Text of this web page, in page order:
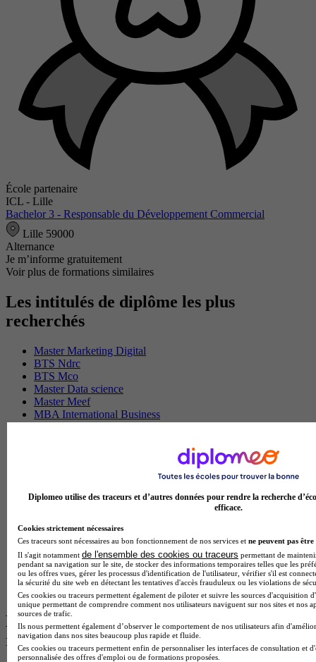
École partenaire
ICL - Lille
Bachelor 3 - Responsable du Développement Commercial
Lille 59000
Alternance
Je m’informe gratuitement
Voir plus de formations similaires
Les intitulés de diplôme les plus
recherchés
Master Marketing Digital
BTS Ndrc
BTS Mco
Master Data science
Master Meef
MBA International Business
Licence Science de l education
Master International Business
BAC Pro Assp
BTS Gpme
Master MA
BTS Dietetique
Master Mass
Cap Cuisine
Les intitulés de diplôme par ville les plus
recherchés
Diplomeo utilise des traceurs et d’autres données pour rendre la recherche
efficace.
Cookies strictement nécessaires
Ces traceurs sont nécessaires au bon fonctionnement de nos services et ne peuvent pas être
Il s'agit notamment de l'ensemble des cookies ou traceurs permettant de
pendant sa navigation sur le site, de stocker des informations temporaires telles que les
ou les offres vues, gérer les processus d'identification de l'utilisateur, vérifier s'il est
la sécurité du site web en détectant les tentatives d'accès frauduleux ou les violations de
Ces cookies ou traceurs permettent également de piloter et suivre les sources d'acquisition
unique permettant de comprendre comment nos utilisateurs naviguent sur nos sites et nos
sources de trafic.
Ils nous permettent également d’observer le comportement de nos utilisateurs afin
navigation dans nos sites beaucoup plus rapide et fluide.
Ces cookies ou traceurs permettent enfin de personnaliser les interfaces de consultation et
personnalisée des offres d'emploi ou de formations proposées.